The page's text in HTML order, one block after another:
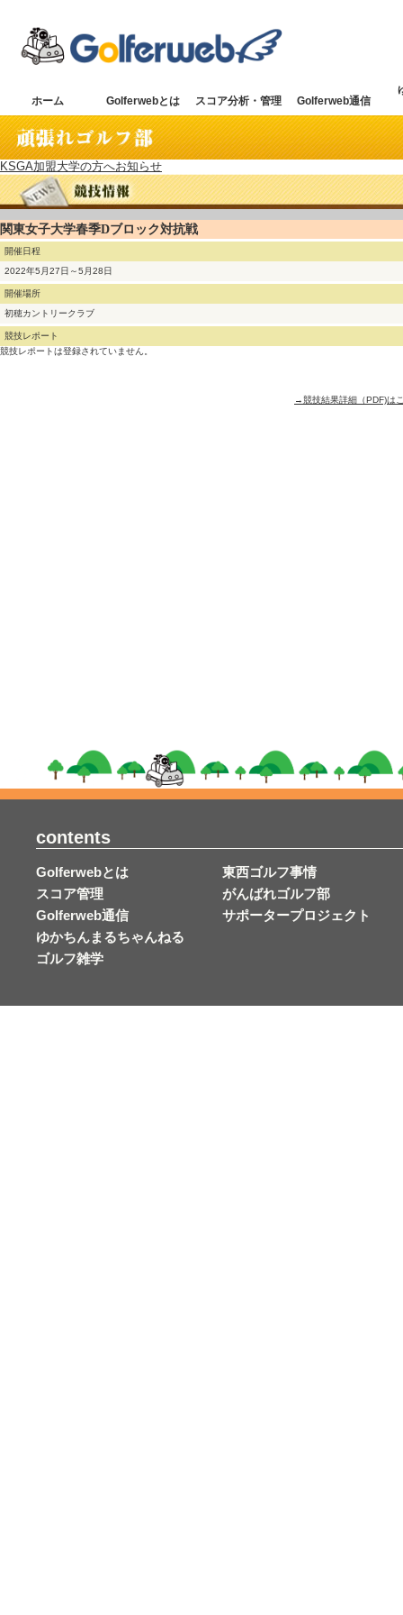
ホーム Golferwebとは スコア分析・管理 Golferweb通信
KSGA加盟大学の方へお知らせ
関東女子大学春季Dブロック対抗戦
開催日程
2022年5月27日～5月28日
開催場所
初穂カントリークラブ
競技レポート
競技レポートは登録されていません。
→競技結果詳細（PDF)は
contents
Golferwebとは
スコア管理
Golferweb通信
ゆかちんまるちゃんねる
ゴルフ雑学
東西ゴルフ事情
がんばれゴルフ部
サポータープロジェクト